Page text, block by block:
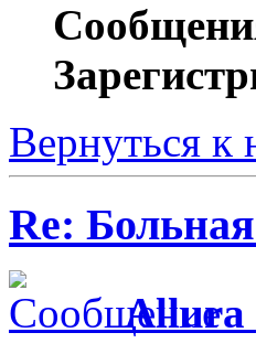
Вернуться к
Re:
Allura